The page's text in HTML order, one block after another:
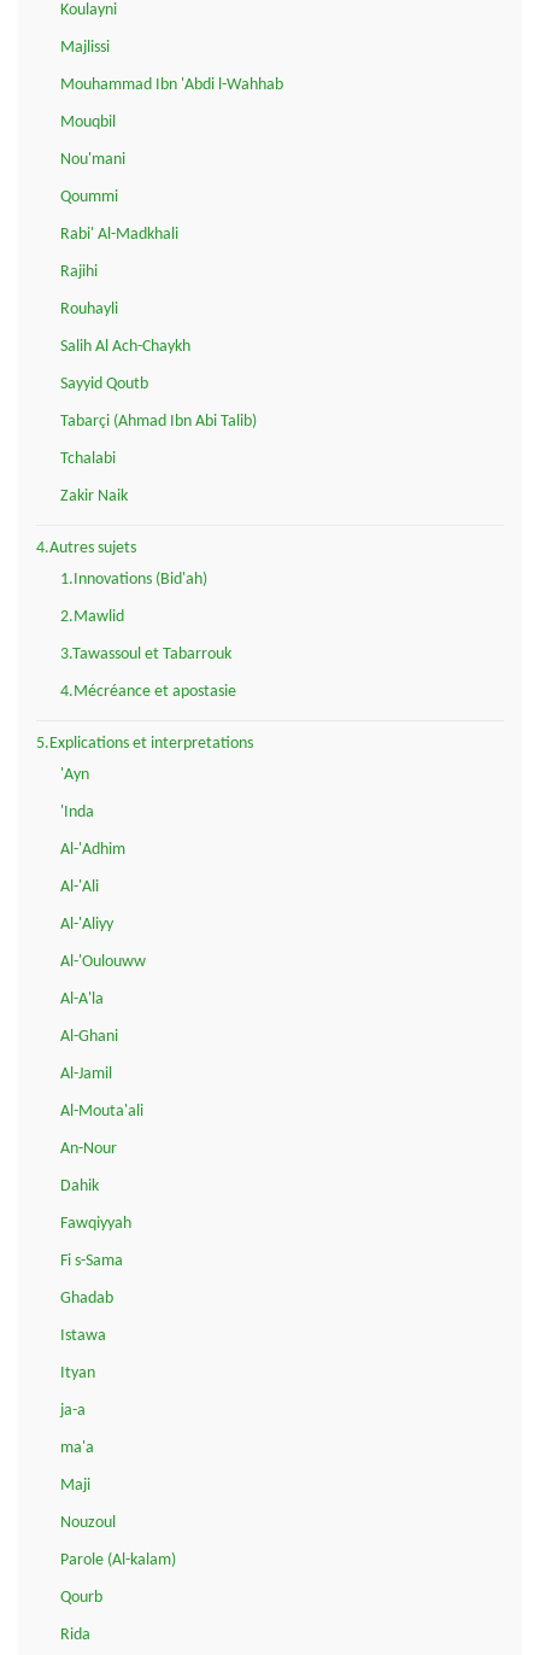
Koulayni
Majlissi
Mouhammad Ibn 'Abdi l-Wahhab
Mouqbil
Nou'mani
Qoummi
Rabi' Al-Madkhali
Rajihi
Rouhayli
Salih Al Ach-Chaykh
Sayyid Qoutb
Tabarçi (Ahmad Ibn Abi Talib)
Tchalabi
Zakir Naik
4.Autres sujets
1.Innovations (Bid'ah)
2.Mawlid
3.Tawassoul et Tabarrouk
4.Mécréance et apostasie
5.Explications et interpretations
'Ayn
'Inda
Al-'Adhim
Al-'Ali
Al-'Aliyy
Al-'Oulouww
Al-A'la
Al-Ghani
Al-Jamil
Al-Mouta'ali
An-Nour
Dahik
Fawqiyyah
Fi s-Sama
Ghadab
Istawa
Ityan
ja-a
ma'a
Maji
Nouzoul
Parole (Al-kalam)
Qourb
Rida